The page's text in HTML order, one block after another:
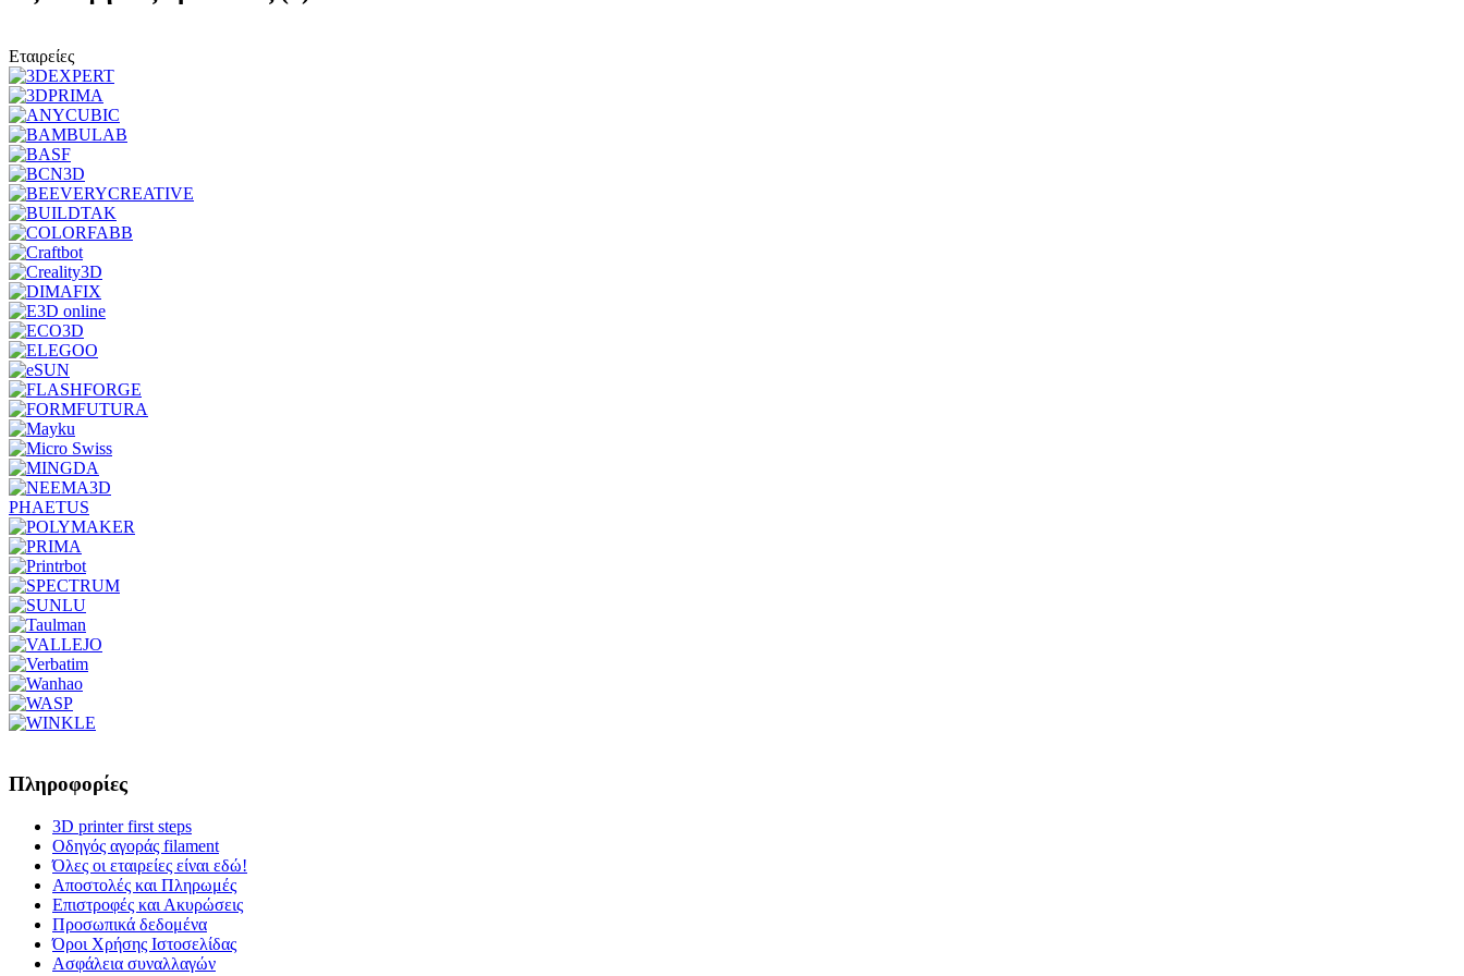
Εταιρείες
PHAETUS
Πληροφορίες
3D printer first steps
Οδηγός αγοράς filament
Όλες οι εταιρείες είναι εδώ!
Αποστολές και Πληρωμές
Επιστροφές και Ακυρώσεις
Προσωπικά δεδομένα
Όροι Χρήσης Ιστοσελίδας
Ασφάλεια συναλλαγών